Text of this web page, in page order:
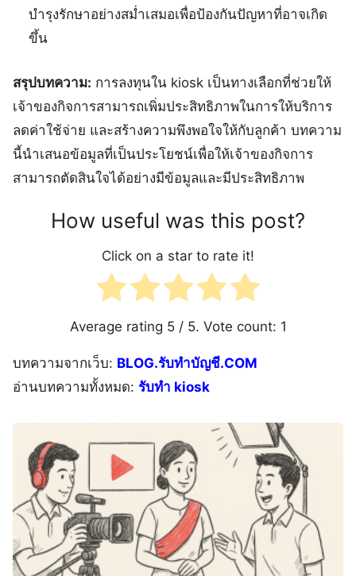
บำรุงรักษาอย่างสม่ำเสมอเพื่อป้องกันปัญหาที่อาจเกิด
ขึ้น
สรุปบทความ: การลงทุนใน kiosk เป็นทางเลือกที่ช่วยให้
เจ้าของกิจการสามารถเพิ่มประสิทธิภาพในการให้บริการ
ลดค่าใช้จ่าย และสร้างความพึงพอใจให้กับลูกค้า บทความ
นี้นำเสนอข้อมูลที่เป็นประโยชน์เพื่อให้เจ้าของกิจการ
สามารถตัดสินใจได้อย่างมีข้อมูลและมีประสิทธิภาพ
How useful was this post?
Click on a star to rate it!
Average rating 5/ 5. Vote count: 1
บทความจากเว็บ: BLOG.รับทำบัญชี.COM
อ่านบทความทั้งหมด: รับทำ kiosk